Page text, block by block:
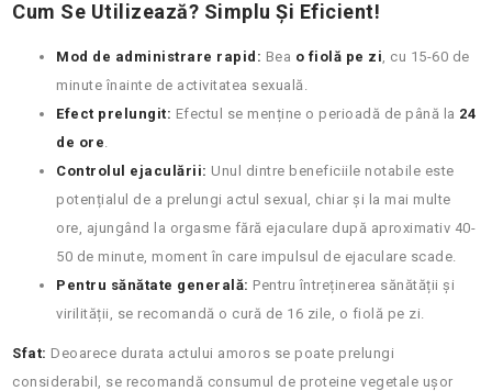
Cum Se Utilizează? Simplu Și Eficient!
Mod de administrare rapid: Bea o fiolă pe zi, cu 15-60 de
minute înainte de activitatea sexuală.
Efect prelungit: Efectul se menține o perioadă de până la 24
de ore.
Controlul ejaculării: Unul dintre beneficiile notabile este
potențialul de a prelungi actul sexual, chiar și la mai multe
ore, ajungând la orgasme fără ejaculare după aproximativ 40-
50 de minute, moment în care impulsul de ejaculare scade.
Pentru sănătate generală: Pentru întreținerea sănătății și
virilității, se recomandă o cură de 16 zile, o fiolă pe zi.
Sfat: Deoarece durata actului amoros se poate prelungi
considerabil, se recomandă consumul de proteine vegetale ușor